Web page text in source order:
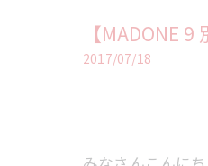
【MADONE
2017/07/18